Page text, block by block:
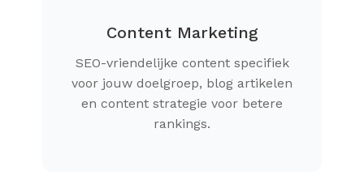
Content Marketing
SEO-vriendelijke content specifiek
voor jouw doelgroep, blog artikelen
en content strategie voor betere
rankings.